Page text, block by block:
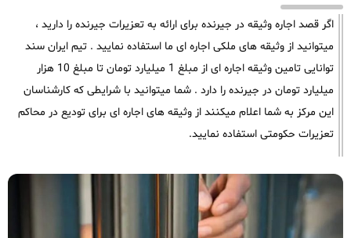
اگر قصد اجاره وثیقه در جیرنده برای ارائه به تعزیرات جیرنده را دارید ،
میتوانید از وثیقه های ملکی اجاره ای ما استفاده نمایید . تیم ایران سند
توانایی تامین وثیقه اجاره ای از مبلغ 1 میلیارد تومان تا مبلغ 10 هزار
میلیارد تومان در جیرنده را دارد . شما میتوانید با شرایطی که کارشناسان
این مرکز به شما اعلام میکنند از وثیقه های اجاره ای برای تودیع در محاکم
تعزیرات حکومتی استفاده نمایید.